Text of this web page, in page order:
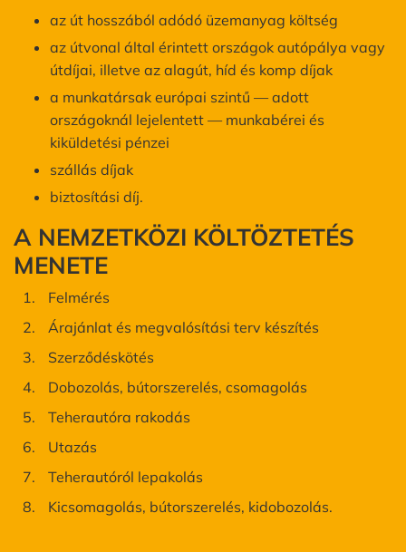
az út hosszából adódó üzemanyag költség
az útvonal által érintett országok autópálya vagy
útdíjai, illetve az alagút, híd és komp díjak
a munkatársak európai szintű — adott
országoknál lejelentett — munkabérei és
kiküldetési pénzei
szállás díjak
biztosítási díj.
A NEMZETKÖZI KÖLTÖZTETÉS
MENETE
Felmérés
Árajánlat és megvalósítási terv készítés
Szerződéskötés
Dobozolás, bútorszerelés, csomagolás
Teherautóra rakodás
Utazás
Teherautóról lepakolás
Kicsomagolás, bútorszerelés, kidobozolás.